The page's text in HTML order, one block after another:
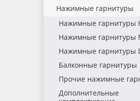
Нажимные гарнитуры
Нажимные гарнитуры
Нажимные гарнитуры
Нажимные гарнитуры
Балконные гарнитуры
Прочие нажимные
Дополнительные